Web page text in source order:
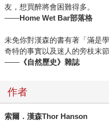
友，想買醉將會困難得多。
——Home Wet Bar部落格
未免你對漢森的書有著「滿是
奇特的事實以及迷人的旁枝末
——《自然歷史》雜誌
作者
索爾．漢森Thor Hanson